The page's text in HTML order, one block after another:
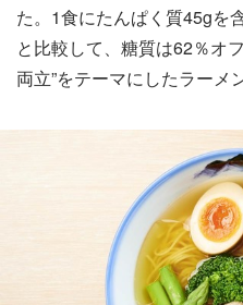
た。1食にたんぱく質45gを
と比較して、糖質は62％オ
両立”をテーマにしたラーメ